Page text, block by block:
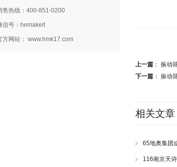
上一篇 ： 振动
下一篇 ： 振动
相关文章
65地奥集团
气喷射筛一套
116南京天
售热线：400-851-0200
信号：hemakeit
方网站： www.hmk17.com